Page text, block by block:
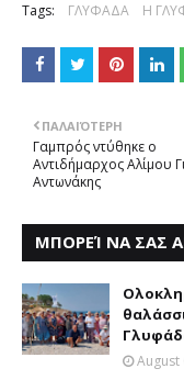
Tags: ΓΛΥΦΑΔΑ Η
ΠΑΛΑΙΌΤΕΡΗ
Γαμπρός ντύθηκε ο
Αντιδήμαρχος Αλίμου
Αντωνάκης
ΜΠΟΡΕΊ ΝΑ ΣΑΣ
August